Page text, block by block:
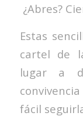
¿Abres?
Estas
cartel de
lugar a
fácil